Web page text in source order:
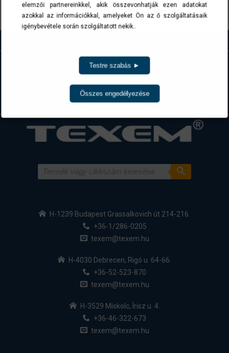
Vissza
Termékek
Kivitelezés
Technikai támogatás
Kapcsolat
Ajánlatkérés
H-1239 Budapest Grassalkovich út 214-216.
+36-1/286-0205
texem@texem.hu
H-4030 Debrecen, Rigó u. 64-66.
+36-52-523-870
texem@texem.hu
H-3529 Miskolc, Írisz u. 4.
+36-46-322-673
texem@texem.hu
elemzői partnereinkkel, akik összevonhatják ezen adatokat
azokkal az információkkal, amelyeket Ön az ő szolgáltatásaik
igénybevétele során szolgáltatott nekik..
Testre szabás ►
Összes engedélyezése